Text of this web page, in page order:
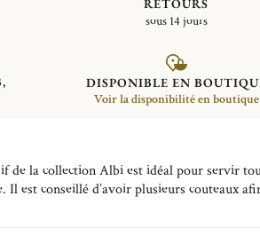
RETOURS
sous 14 jours
DISPONIBLE EN
Voir la disponibilité en boutique
de la collection Albi est idéal pour servir
Il est conseillé d’avoir plusieurs couteaux
de l’architecture épurée de la cathédrale